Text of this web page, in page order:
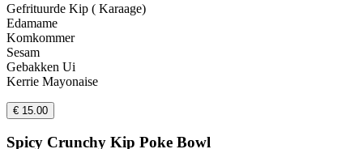
Gefrituurde Kip ( Karaage)
Edamame
Komkommer
Sesam
Gebakken Ui
Kerrie Mayonaise
€ 15.00
Spicy Crunchy Kip Poke Bowl